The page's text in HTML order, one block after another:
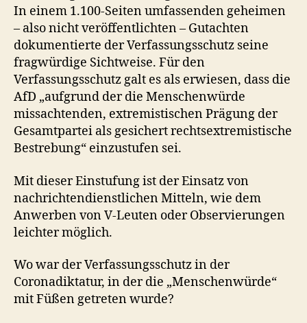
In einem 1.100-Seiten umfassenden geheimen
– also nicht veröffentlichten – Gutachten
dokumentierte der Verfassungsschutz seine
fragwürdige Sichtweise. Für den
Verfassungsschutz galt es als erwiesen, dass die
AfD „aufgrund der die Menschenwürde
missachtenden, extremistischen Prägung der
Gesamtpartei als gesichert rechtsextremistische
Bestrebung“ einzustufen sei.
Mit dieser Einstufung ist der Einsatz von
nachrichtendienstlichen Mitteln, wie dem
Anwerben von V-Leuten oder Observierungen
leichter möglich.
Wo war der Verfassungsschutz in der
Coronadiktatur, in der die „Menschenwürde“
mit Füßen getreten wurde?